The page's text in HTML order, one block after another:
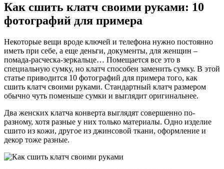
Как сшить клатч своими руками: 10
фотографий для примера
Некоторые вещи вроде ключей и телефона нужно постоянно
иметь при себе, а еще деньги, документы, для женщин –
помада-расческа-зеркальце… Помещается все это в
специальную сумку, но клатч способен заменить сумку. В этой
статье приводится 10 фотографий для примера того, как
сшить клатч своими руками. Стандартный клатч размером
обычно чуть поменьше сумки и выглядит оригинальнее.
Два женских клатча конверта выглядят совершенно по-
разному, хотя разные у них только материалы. Одно изделие
сшито из кожи, другое из джинсовой ткани, оформление и
декор тоже разные.